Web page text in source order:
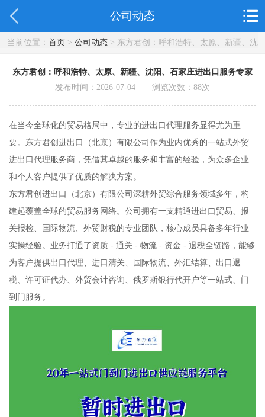
公司动态
当前位置： 首页> 公司动态> 东方君创：呼和浩特、太原、新疆、沈
东方君创：呼和浩特、太原、新疆、沈阳、石家庄进出口服务专家
发布时间：2026-07-04 浏览次数： 88次
在当今全球化的贸易格局中，专业的进出口代理服务显得尤为重
要。东方君创进出口（北京）有限公司作为业内优秀的一站式外贸
进出口代理服务商，凭借其卓越的服务和丰富的经验，为众多企业
和个人客户提供了优质的解决方案。
东方君创进出口（北京）有限公司深耕外贸综合服务领域多年，构
建起覆盖全球的贸易服务网络。公司拥有一支精通进出口贸易、报
关报检、国际物流、外贸财税的专业团队，核心成员具备多年行业
实操经验。业务打通了资质 - 通关 - 物流 - 资金 - 退税全链路，能够
为客户提供出口代理、进口清关、国际物流、外汇结算、出口退
税、许可证代办、外贸会计咨询、俄罗斯银行代开户等一站式、门
到门服务。